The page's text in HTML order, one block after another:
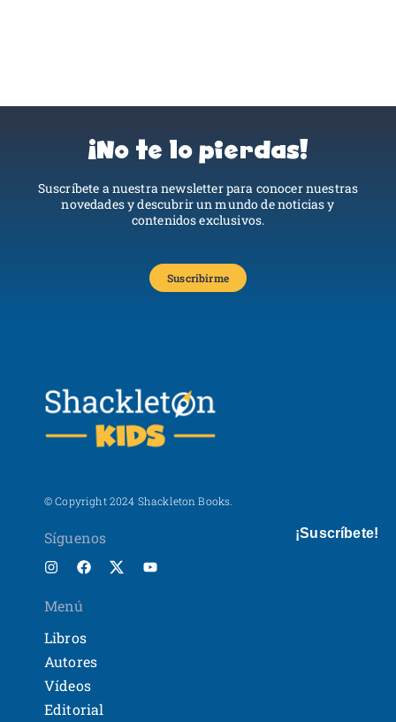
¡No te lo pierdas!
Suscríbete a nuestra newsletter para conocer nuestras
novedades y descubrir un mundo de noticias y
contenidos exclusivos.
Suscribirme
© Copyright 2024 Shackleton Books.
Síguenos
Menú
Libros
Autores
Vídeos
Editorial
¡Suscríbete!